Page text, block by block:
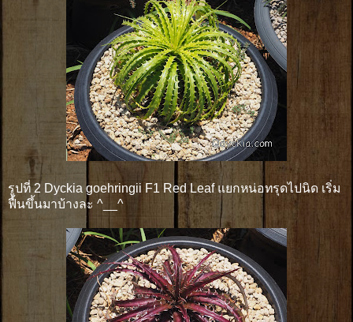
รูปที่ 2 Dyckia goehringii F1 Red Leaf แยกหน่อทรุดไปนิด เริ่ม
ฟื้นขึ้นมาบ้างละ ^__^